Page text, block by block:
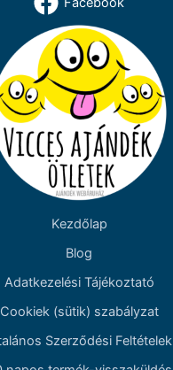
Kezdőlap
Blog
Adatkezelési Tájékoztató
Cookiek (sütik) szabályzat
Szerződési Feltételek